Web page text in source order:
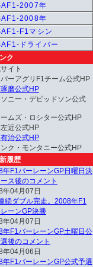
2007年
2008年
F1マシン
ドライバー
ク
イト
ーアグリF1チーム公式HP
磨公式HP
ニー・デビッドソン公式
ムズ・ロシター公式HP
近公式HP
治公式HP
ク・モンタニー公式HP
履歴
年F1バーレーンGP日曜日決
ス後のコメント
年04月07日
続ダブル完走。2008年F1
ーンGP決勝
年04月07日
年F1バーレーンGP土曜日公
後のコメント
年04月06日
年F1バーレーンGP公式予選